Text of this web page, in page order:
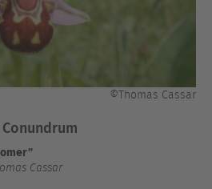
©Thomas Cassar
Conundrum
Cassar